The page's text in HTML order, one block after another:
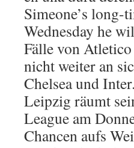
Simeone’s long-
Wednesday he
Fälle von
nicht weiter an
Chelsea und
Leipzig räumt
League am
Chancen aufs